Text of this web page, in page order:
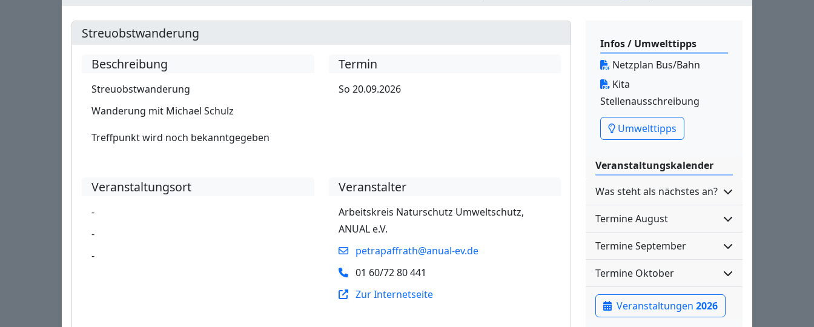
Streuobstwanderung
Beschreibung
Streuobstwanderung
Wanderung mit Michael Schulz
Treffpunkt wird noch bekanntgegeben
Termin
So 20.09.2026
Veranstaltungsort
-
-
-
Veranstalter
Arbeitskreis Naturschutz Umweltschutz,
ANUAL e.V.
petrapaffrath@anual-ev.de
01 60/72 80 441
Zur Internetseite
Infos / Umwelttipps
Netzplan Bus/Bahn
Kita
Stellenausschreibung
Umwelttipps
Veranstaltungskalender
Was steht als nächstes an?
Termine August
Termine September
Termine Oktober
Veranstaltungen 2026